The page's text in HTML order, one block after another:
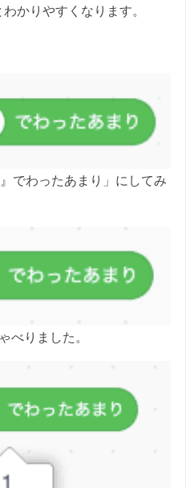
かりやすくなります。
でわったあまり」にしてみ
べりました。